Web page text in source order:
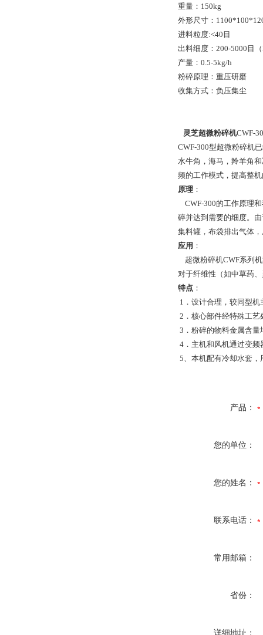
重量：150kg
外形尺寸：
进料粒度:<40目
出料细度：200-5000目
产量：0.5-5kg/h
粉碎原理：重压研磨
收集方式：负压集尘
灵芝超微粉碎机CWF-
CWF-300型超微粉碎机
水牛角，海马，羚羊角
频的工作模式，提高整
原理 ：
CWF-300的工作原理
碎并达到需要的细度。
集料罐，布袋排出气体
应用 ：
超微粉碎机CWF系列
对于纤维性（如中草药
特点 ：
1．设计合理，较同型
2．核心部件经特殊工艺
3．粉碎的物料金属含
4．主机和风机通过变
5、本机配有冷却水套
产品：
您的单位：
您的姓名：
联系电话：
常用邮箱：
省份：
详细地址：